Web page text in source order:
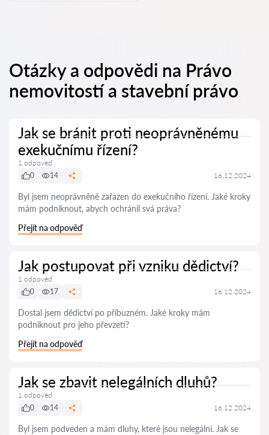
Otázky a odpovědi na Právo
nemovitostí a stavební právo
Jak se bránit proti neoprávněnému
exekučnímu řízení?
1 odpověď
0
14 16.12.2024
Byl jsem neoprávněně zařazen do exekučního řízení. Jaké kroky
mám podniknout, abych ochránil svá práva?
Přejít na odpověď
Jak postupovat při vzniku dědictví?
1 odpověď
0
17 16.12.2024
Dostal jsem dědictví po příbuzném. Jaké kroky mám
podniknout pro jeho převzetí?
Přejít na odpověď
Jak se zbavit nelegálních dluhů?
1 odpověď
0
14 16.12.2024
Byl jsem podveden a mám dluhy, které jsou nelegální. Jak se